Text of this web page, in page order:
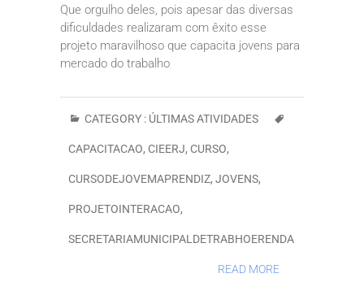
Que orgulho deles, pois apesar das diversas
dificuldades realizaram com êxito esse
projeto maravilhoso que capacita jovens para
mercado do trabalho
CATEGORY : ÚLTIMAS ATIVIDADES
CAPACITACAO, CIEERJ, CURSO,
CURSODEJOVEMAPRENDIZ, JOVENS,
PROJETOINTERACAO,
SECRETARIAMUNICIPALDETRABHOERENDA
READ MORE